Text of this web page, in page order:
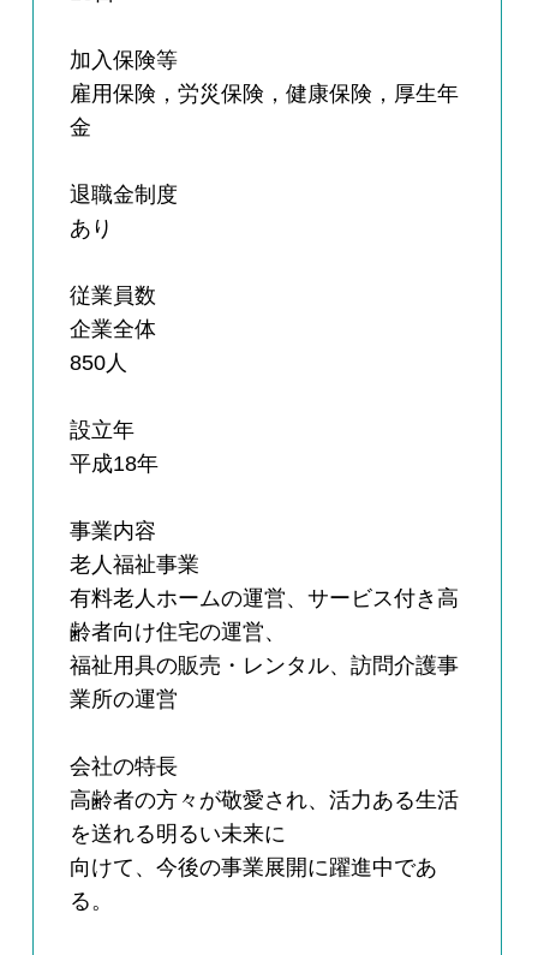
加入保険等
雇用保険，労災保険，健康保険，厚生年
金
退職金制度
あり
従業員数
企業全体
850人
設立年
平成18年
事業内容
老人福祉事業
有料老人ホームの運営、サービス付き高
齢者向け住宅の運営、
福祉用具の販売・レンタル、訪問介護事
業所の運営
会社の特長
高齢者の方々が敬愛され、活力ある生活
を送れる明るい未来に
向けて、今後の事業展開に躍進中であ
る。